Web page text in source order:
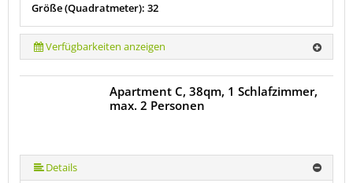
Größe (Quadratmeter): 32
Verfügbarkeiten anzeigen
Apartment C, 38qm, 1 Schlafzimmer,
max. 2 Personen
Details